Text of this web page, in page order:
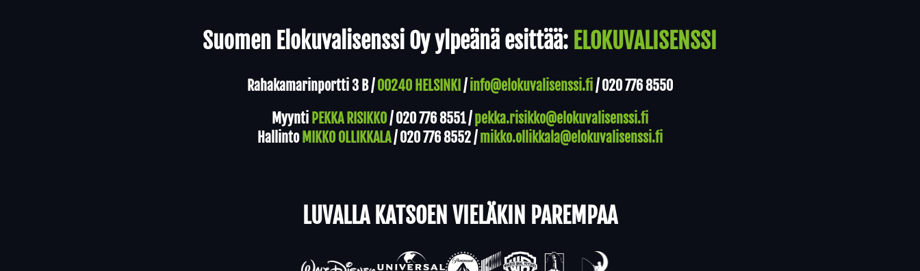
Suomen Elokuvalisenssi Oy ylpeänä esittää: ELOKUVALISENSSI
Rahakamarinportti 3 B /00240 HELSINKI /info@elokuvalisenssi.fi/020 776 8550
Myynti PEKKA RISIKKO/020 776 8551/pekka.risikko@elokuvalisenssi.fi
Hallinto MIKKO OLLIKKALA/020 776 8552/mikko.ollikkala@elokuvalisenssi.fi
LUVALLA KATSOEN VIELÄKIN PAREMPAA